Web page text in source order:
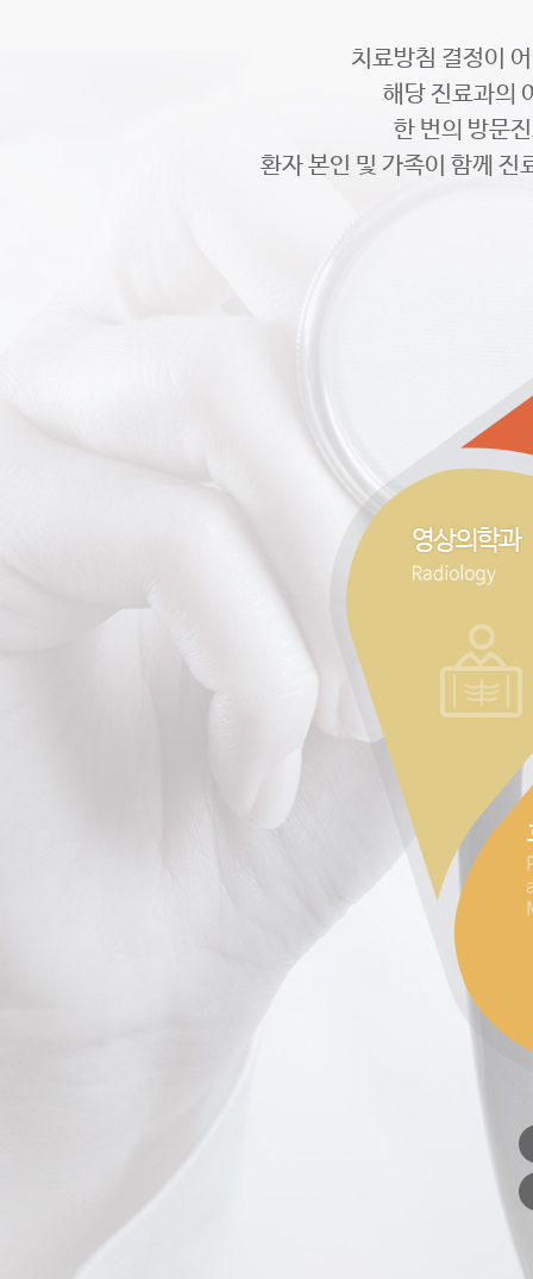
치료방침 결정이
해당 진료과의
한 번의 방문
환자 본인 및 가족이 함께 진